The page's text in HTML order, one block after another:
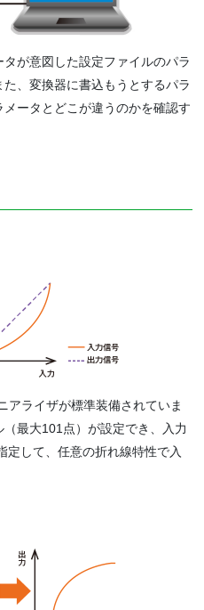
が意図した設定ファイルのパラ
、変換器に書込もうとするパラ
ータとどこが違うのかを確認す
アライザが標準装備されていま
最大101点）が設定でき、入力
定して、任意の折れ線特性で入